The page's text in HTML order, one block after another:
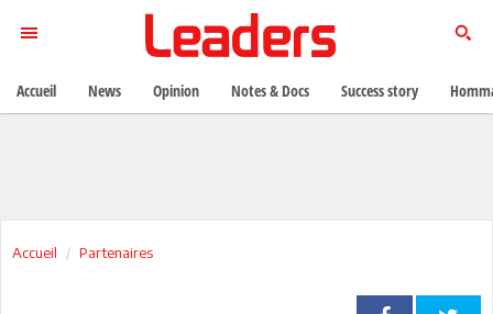
Accueil Partenaires
Accueil News Opinion Notes & Docs Success story